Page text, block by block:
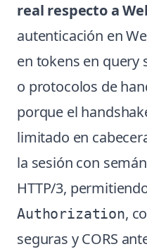
real respecto a
autenticación en
en tokens en query
o protocolos de
porque el
limitado en
la sesión con
HTTP/3,
Authorization,
seguras y CORS